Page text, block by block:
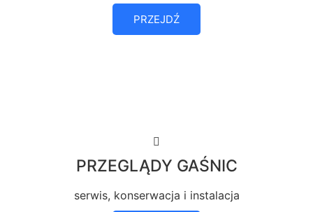
PRZEJDŹ
PRZEGLĄDY GAŚNIC
serwis, konserwacja i instalacja